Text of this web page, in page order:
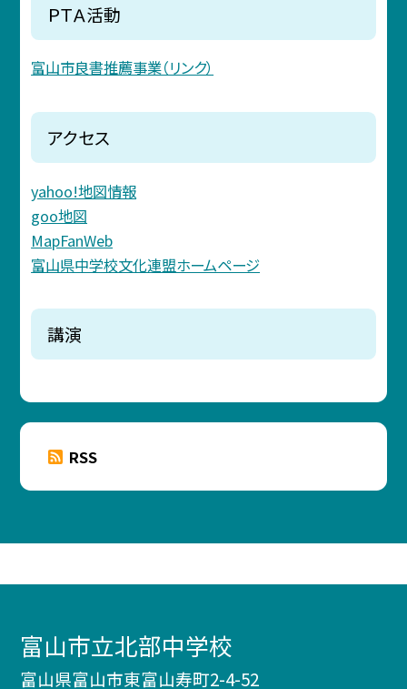
ＰＴＡ活動
富山市良書推薦事業（リンク）
アクセス
yahoo!地図情報
goo地図
MapFanWeb
富山県中学校文化連盟ホームページ
講演
RSS
富山市立北部中学校
富山県富山市東富山寿町2-4-52